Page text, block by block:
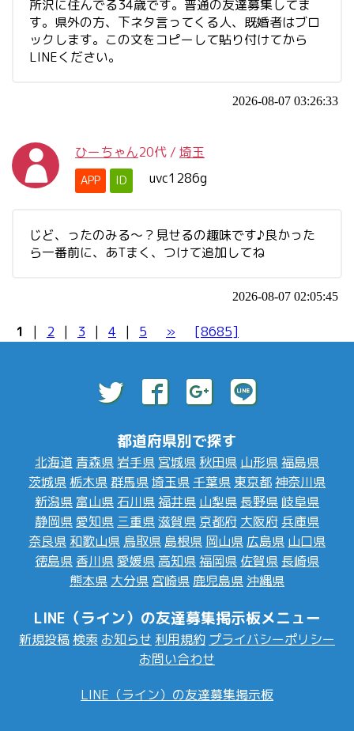
所沢に住んでる34歳です。普通の友達募集してま
す。県外の方、下ネタ言ってくる人、既婚者はブロ
ックします。この文をコピーして貼り付けてから
LINEください。
2026-08-07 03:26:33
ひーちゃん20代 / 埼玉
APP ID uvc1286g
じど、ったのみる〜？見せるの趣味です♪良かった
ら一番前に、あTまく、つけて追加してね
2026-08-07 02:05:45
1 | 2 | 3 | 4 | 5 » [8685]
都道府県別で探す
北海道 青森県 岩手県 宮城県 秋田県 山形県福島県
茨城県 栃木県群馬県埼玉県 千葉県 東京都神奈川県
新潟県 富山県 石川県福井県 山梨県 長野県 岐阜県
静岡県愛知県 三重県滋賀県 京都府 大阪府 兵庫県
奈良県 和歌山県 鳥取県 島根県 岡山県 広島県 山口県
徳島県 香川県愛媛県 高知県福岡県 佐賀県 長崎県
熊本県 大分県 宮崎県 鹿児島県 沖縄県
LINE（ライン）の友達募集掲示板メニュー
新規投稿 検索 お知らせ 利用規約 プライバシーポリシー
お問い合わせ
LINE（ライン）の友達募集掲示板